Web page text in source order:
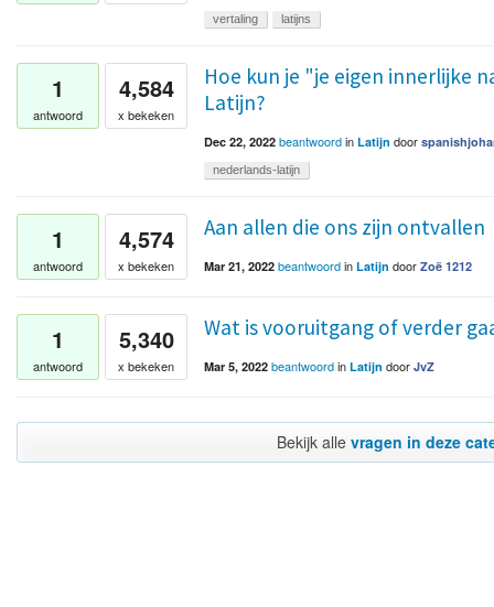
vertaling latijns
1
antwoord
4,584
x bekeken
Hoe kun je "je eigen innerlijke
Latijn?
Dec 22, 2022 beantwoordin Latijn door
nederlands-latijn
1
antwoord
4,574
x bekeken
Aan allen die ons zijn ontvallen
Mar 21, 2022 beantwoordin Latijn door Zoë 1212
1
antwoord
5,340
x bekeken
Wat is vooruitgang of verder
Mar 5, 2022 beantwoordin Latijn door JvZ
Bekijk alle vragen in deze